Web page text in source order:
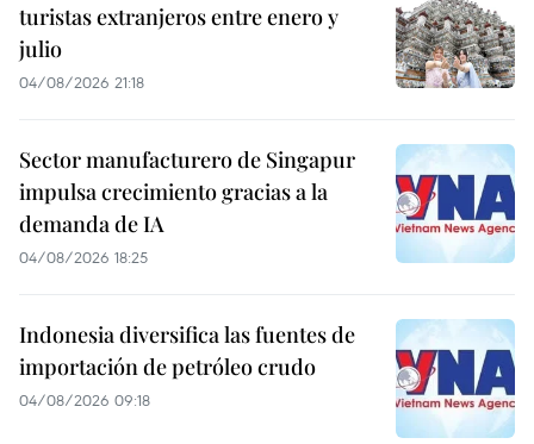
turistas extranjeros entre enero y
julio
04/08/2026 21:18
Sector manufacturero de Singapur
impulsa crecimiento gracias a la
demanda de IA
04/08/2026 18:25
Indonesia diversifica las fuentes de
importación de petróleo crudo
04/08/2026 09:18